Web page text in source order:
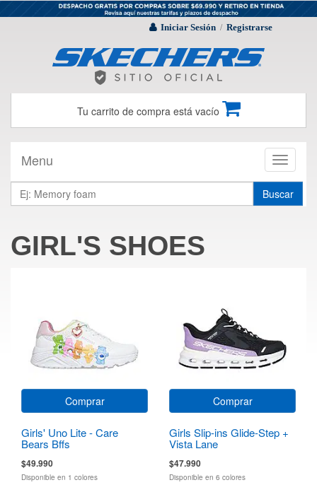
Iniciar Sesión / Registrarse
Tu carrito de compra está vacío
Toggle
Menu
Buscar
GIRL'S SHOES
Comprar
Girls' Uno Lite - Care
Bears Bffs
$49.990
Disponible en 1 colores
Comprar
Girls Slip-ins Glide-Step +
Vista Lane
$47.990
Disponible en 6 colores